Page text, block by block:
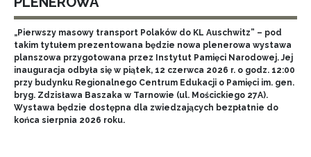
„Pierwszy masowy transport Polaków do KL Auschwitz” – pod
takim tytułem prezentowana będzie nowa plenerowa wystawa
planszowa przygotowana przez Instytut Pamięci Narodowej. Jej
inauguracja odbyła się w piątek, 12 czerwca 2026 r. o godz. 12:00
przy budynku Regionalnego Centrum Edukacji o Pamięci im. gen.
bryg. Zdzisława Baszaka w Tarnowie (ul. Mościckiego 27A).
Wystawa będzie dostępna dla zwiedzających bezpłatnie do
końca sierpnia 2026 roku.